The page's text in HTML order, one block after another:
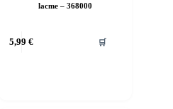
lacme – 368000
5,99€ 🛒